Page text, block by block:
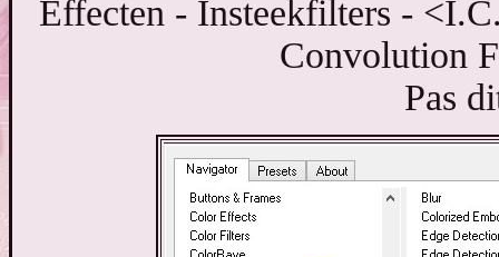
Effecten - Insteekfilters -
Convolution
Pas